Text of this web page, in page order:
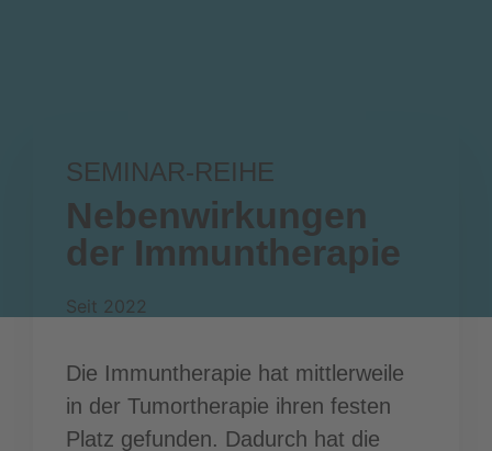
SEMINAR-REIHE
Nebenwirkungen
der Immuntherapie
Seit 2022
Die Immuntherapie hat mittlerweile
in der Tumortherapie ihren festen
Platz gefunden. Dadurch hat die